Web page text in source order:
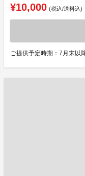
¥10,000 (税込/送料込)
ご提供予定時期：7月末